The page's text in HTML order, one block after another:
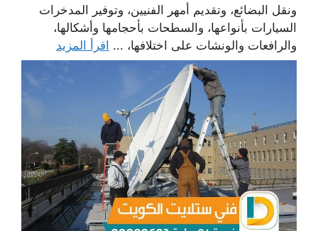
ونقل البضائع، وتقديم أمهر الفنيين، وتوفير المدخرات
السيارات بأنواعها، والسطحات بأحجامها وأشكالها،
والرافعات والونشات على اختلافها، ... اقرأ المزيد